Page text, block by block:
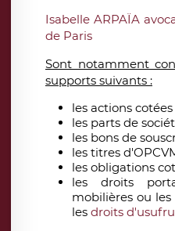
Isabelle ARPAÏA
de Paris
Sont notamment
supports suivants :
les actions
les parts de
les bons de
les titres
les obligations
les droits
mobilières ou
les droits